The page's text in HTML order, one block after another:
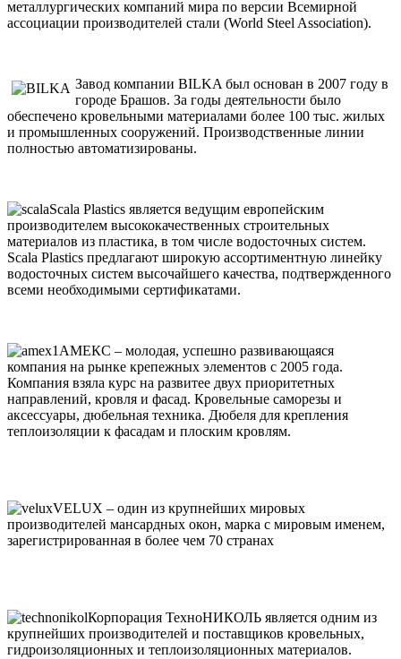
металлургических компаний мира по версии Всемирной
ассоциации производителей стали (World Steel Association).
Завод компании BILKA был основан в 2007 году в
городе Брашов. За годы деятельности было
обеспечено кровельными материалами более 100 тыс. жилых
и промышленных сооружений. Производственные линии
полностью автоматизированы.
Scala Plastics является ведущим европейским
производителем высококачественных строительных
материалов из пластика, в том числе водосточных систем.
Scala Plastics предлагают широкую ассортиментную линейку
водосточных систем высочайшего качества, подтвержденного
всеми необходимыми сертификатами.
АМЕКС – молодая, успешно развивающаяся
компания на рынке крепежных элементов с 2005 года.
Компания взяла курс на развитее двух приоритетных
направлений, кровля и фасад. Кровельные саморезы и
аксессуары, дюбельная техника. Дюбеля для крепления
теплоизоляции к фасадам и плоским кровлям.
VELUX – один из крупнейших мировых
производителей мансардных окон, марка с мировым именем,
зарегистрированная в более чем 70 странах
Корпорация ТехноНИКОЛЬ является одним из
крупнейших производителей и поставщиков кровельных,
гидроизоляционных и теплоизоляционных материалов.